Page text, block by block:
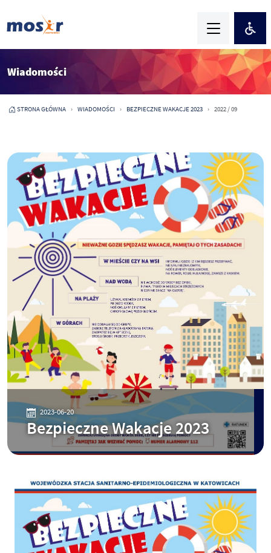
Wiadomości
STRONA GŁÓWNA WIADOMOŚCI BEZPIECZNE WAKACJE 2023 2022 / 09
2023-06-20
Bezpieczne Wakacje 2023